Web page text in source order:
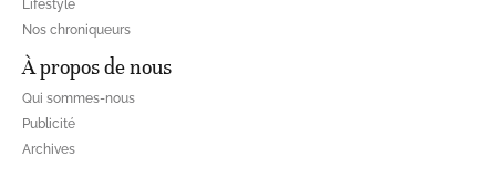
Lifestyle
Nos chroniqueurs
À propos de nous
Qui sommes-nous
Publicité
Archives